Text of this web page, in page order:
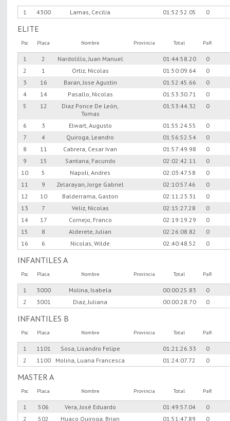
1 4300 Lamas, Cecilia 01:52:52.05 0
ELITE
Psc Placa Nombre Provincia Total PaR
1 2 Nardolillo, Juan Manuel 01:44:58.20
0
2
1 Ortiz, Nicolas 01:50:09.64
0
3
16 Baran, Jose Agustin 01:52:45.66
0
4
14 Pasallo, Nicolas 01:53:30.71
0
5
12
Diaz Ponce De León,
Tomas
01:53:44.32 0
6 3 Elwart, Augusto 01:55:24.55
0
7
4 Quiroga, Leandro 01:56:52.54
0
8
11 Cabrera, Cesar Ivan 01:57:49.98
0
9
15 Santana, Facundo 02:02:42.11
0
10
5 Napoli, Andres 02:03:47.58
0
11
9 Zelarayan, Jorge Gabriel 02:10:57.46
0
12
10 Balderrama, Gaston 02:11:23.31
0
13
7 Veliz, Nicolas 02:15:27.28
0
14
17 Cornejo, Franco 02:19:19.29
0
15
8 Alderete, Julian 02:26:08.82
0
16
6 Nicolas, Wilde 02:40:48.52 0
INFANTILES A
Psc Placa Nombre Provincia Total PaR
1 3000 Molina, Isabela 00:00:25.83
0
2
3001 Diaz, Juliana 00:00:28.70 0
INFANTILES B
Psc Placa Nombre Provincia Total PaR
1 1101 Sosa, Lisandro Felipe 01:21:26.33
0
2
1100 Molina, Luana Francesca 01:24:07.72 0
MASTER A
Psc Placa Nombre Provincia Total PaR
1 506 Vera, José Eduardo 01:49:57.04
0
2
502 Huaco Quiroga, Brian 01:51:47.89
0